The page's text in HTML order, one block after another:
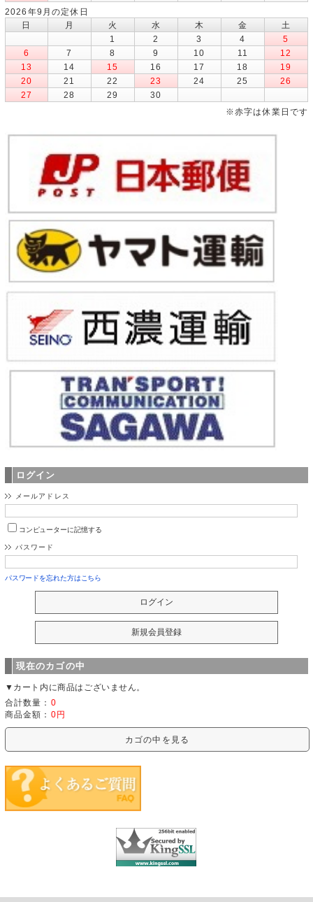
2026年9月の定休日
日
月 火 水 木 金
土
1
2 3 4
5
6
7 8 9 10 11
12
13
14 15 16 17 18
19
20
21 22 23 24 25
26
27
28 29
30
※赤字は休業日です
ログイン
メールアドレス
コンピューターに記憶する
パスワード
パスワードを忘れた方はこちら
現在のカゴの中
▼カート内に商品はございません。
合計数量： 0
商品金額： 0円
カゴの中を見る